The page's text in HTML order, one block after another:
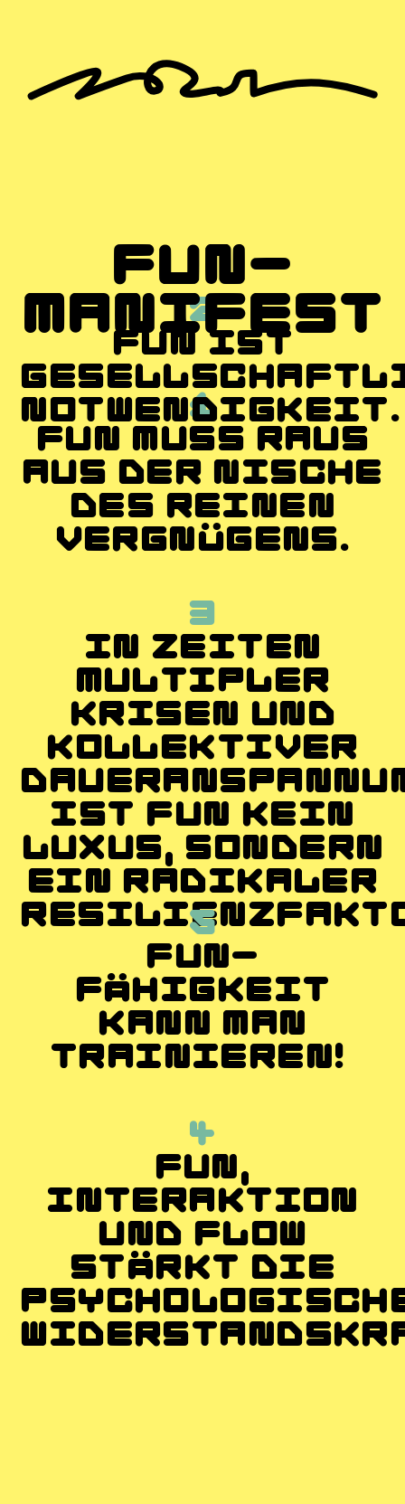
FUN-
MANIFEST
1
FUN MUSS RAUS
AUS DER NISCHE
DES REINEN
VERGNÜGENS.
2
FUN IST
NOTWENDIGKEIT.
3
IN ZEITEN
MULTIPLER
KRISEN UND
KOLLEKTIVER
IST FUN KEIN
LUXUS, SONDERN
EIN RADIKALER
4
FUN,
INTERAKTION
UND FLOW
STÄRKT DIE
5
FUN-
FÄHIGKEIT
KANN MAN
TRAINIEREN!